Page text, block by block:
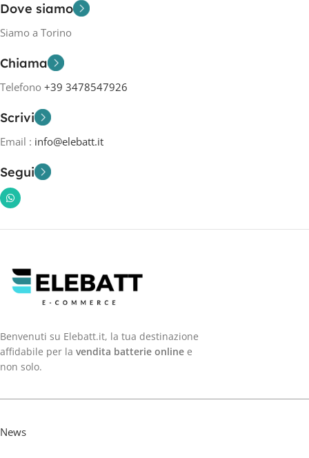
Dove siamo
Siamo a Torino
Chiama
Telefono +39 3478547926
Scrivi
Email : info@elebatt.it
Segui
Benvenuti su Elebatt.it, la tua destinazione
affidabile per la vendita batterie online e
non solo.
News